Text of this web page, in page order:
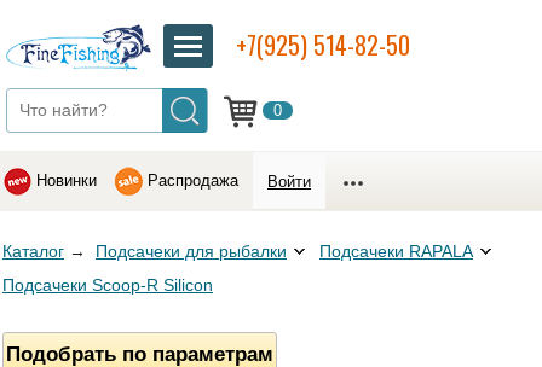
0
+7(925) 514-82-50
Новинки Распродажа Войти
Каталог → Подсачеки для рыбалки
Подсачеки RAPALA
Подсачеки Scoop-R Silicon
Подобрать по параметрам